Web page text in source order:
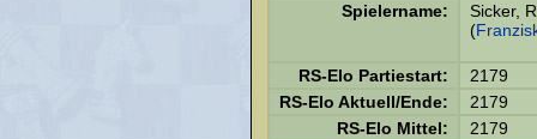
Spielername:
Sicker,
(
RS-Elo Partiestart:
2179
RS-Elo Aktuell/Ende:
2179
RS-Elo Mittel:
2179